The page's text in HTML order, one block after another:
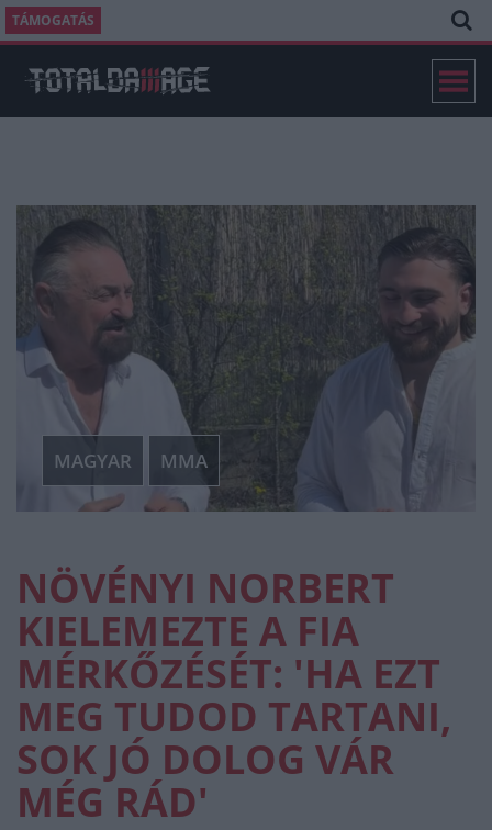
TÁMOGATÁS
MAGYAR MMA
NÖVÉNYI NORBERT
KIELEMEZTE A FIA
MÉRKŐZÉSÉT: 'HA EZT
MEG TUDOD TARTANI,
SOK JÓ DOLOG VÁR
MÉG RÁD'